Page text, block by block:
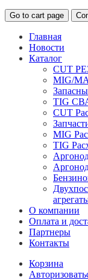
Go to cart page
Главная
Новости
Каталог
CUT
MIG/
TIG
CUT
MIG
TIG
О компании
Оплата и
Партнеры
Контакты
Корзина